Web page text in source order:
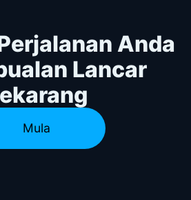
Anda
Lancar
Mula